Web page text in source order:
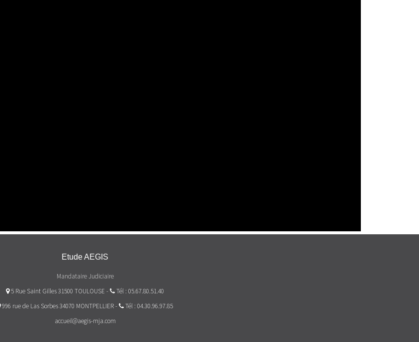
Etude AEGIS
Mandataire Judiciaire
5 Rue Saint Gilles 31500 TOULOUSE -
Tél : 05.67.80.51.40
996 rue de Las Sorbes 34070 MONTPELLIER-
Tél : 04.30.96.97.85
accueil@aegis-mja.com